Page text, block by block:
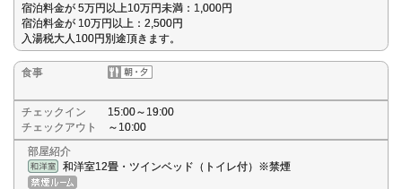
宿泊料金が 5万円以上10万円未満：1,000円
宿泊料金が 10万円以上：2,500円
入湯税大人100円別途頂きます。
食事
チェックイン
15:00～19:00
チェックアウト
～10:00
部屋紹介
和洋室12畳・ツインベッド（トイレ付）※禁煙